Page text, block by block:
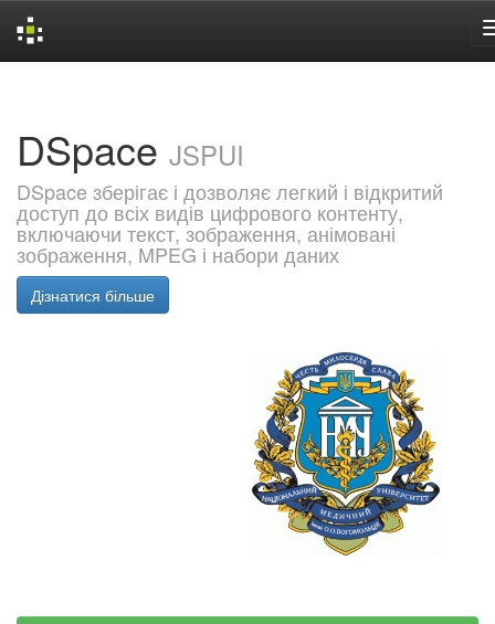
DSpace JSPUI
DSpace зберігає і дозволяє легкий і відкритий
доступ до всіх видів цифрового контенту,
включаючи текст, зображення, анімовані
зображення, MPEG і набори даних
Дізнатися більше